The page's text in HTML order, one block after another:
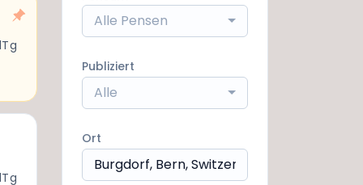
Alle Pensen
Publiziert
Alle
Ort